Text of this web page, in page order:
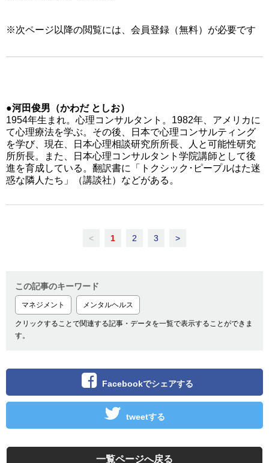
※次ページ以降の閲覧には、会員登録（無料）が必要です
●河田俊男（かわだ としお）
1954年生まれ。心理コンサルタント。1982年、アメリカに
て心理療法を学ぶ。その後、日本で心理コンサルティング
を学び、現在、日本心理相談研究所所長、人と可能性研究
所所長。また、日本心理コンサルタント学院講師として後
進を育成している。翻訳書に「トクシック･ピープルはた迷
惑な隣人たち」（講談社）などがある。
< 1 2 3 >
この記事のキーワード
マネジメント メンタルヘルス
クリックすることで関連する記事・データを一覧で表示することができま
す。
Facebookでシェアする
tweetする
一覧ページへ戻る